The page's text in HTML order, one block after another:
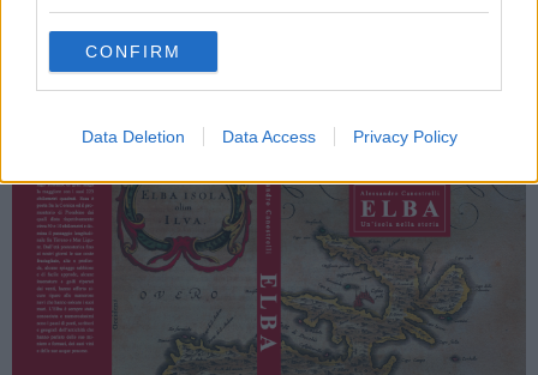
CONFIRM
Data Deletion Data Access Privacy Policy
nomi degli autori cui ha affidato gli studi e le realizzazioni
iconografiche.